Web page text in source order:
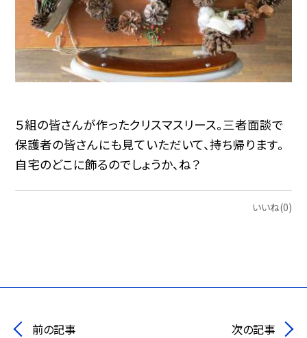
５組の皆さんが作ったクリスマスリース。三者面談で
保護者の皆さんにも見ていただいて、持ち帰ります。
自宅のどこに飾るのでしょうか、ね？
いいね(0)
前の記事 次の記事